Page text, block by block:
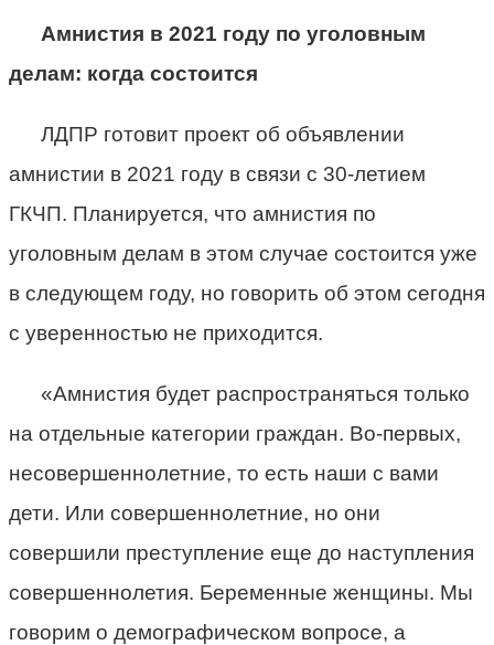
Амнистия в 2021 году по уголовным
делам: когда состоится
ЛДПР готовит проект об объявлении
амнистии в 2021 году в связи с 30-летием
ГКЧП. Планируется, что амнистия по
уголовным делам в этом случае состоится уже
в следующем году, но говорить об этом сегодня
с уверенностью не приходится.
«Амнистия будет распространяться только
на отдельные категории граждан. Во-первых,
несовершеннолетние, то есть наши с вами
дети. Или совершеннолетние, но они
совершили преступление еще до наступления
совершеннолетия. Беременные женщины. Мы
говорим о демографическом вопросе, а